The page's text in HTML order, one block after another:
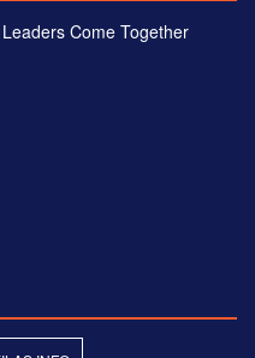
Come Together